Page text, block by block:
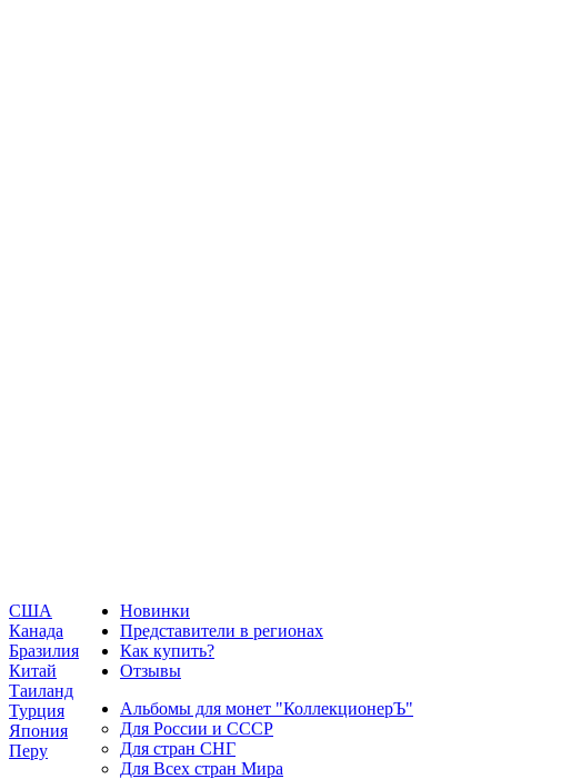
США
Канада
Бразилия
Китай
Таиланд
Турция
Япония
Перу
Новинки
Представители в регионах
Как купить?
Отзывы
Альбомы для монет "КоллекционерЪ"
Для России и СССР
Для стран СНГ
Для Всех стран Мира